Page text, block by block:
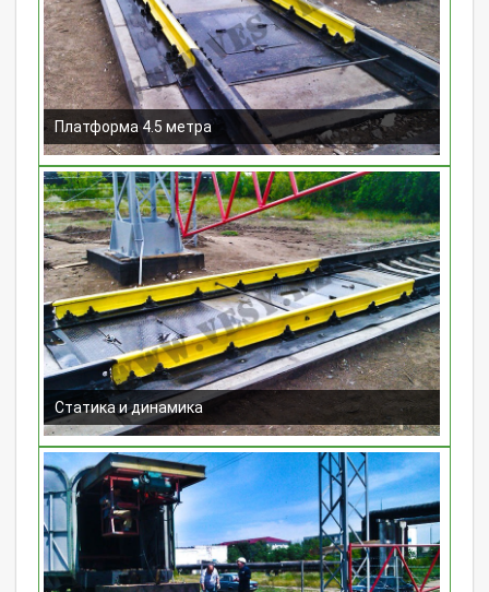
Платформа 4.5 метра
Статика и динамика